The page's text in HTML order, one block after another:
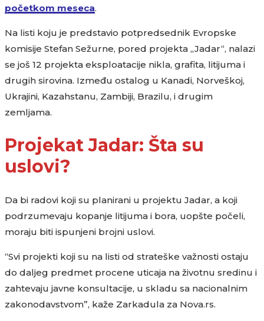
početkom meseca.
Na listi koju je predstavio potpredsednik Evropske
komisije Stefan Sežurne, pored projekta „Jadar“, nalazi
se još 12 projekta eksploatacije nikla, grafita, litijuma i
drugih sirovina. Između ostalog u Kanadi, Norveškoj,
Ukrajini, Kazahstanu, Zambiji, Brazilu, i drugim
zemljama.
Projekat Jadar: Šta su
uslovi?
Da bi radovi koji su planirani u projektu Jadar, a koji
podrzumevaju kopanje litijuma i bora, uopšte počeli,
moraju biti ispunjeni brojni uslovi.
“Svi projekti koji su na listi od strateške važnosti ostaju
do daljeg predmet procene uticaja na životnu sredinu i
zahtevaju javne konsultacije, u skladu sa nacionalnim
zakonodavstvom”, kaže Zarkadula za Nova.rs.